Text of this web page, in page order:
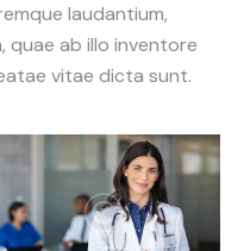
laudantium,
quae ab illo inventore
vitae dicta sunt.